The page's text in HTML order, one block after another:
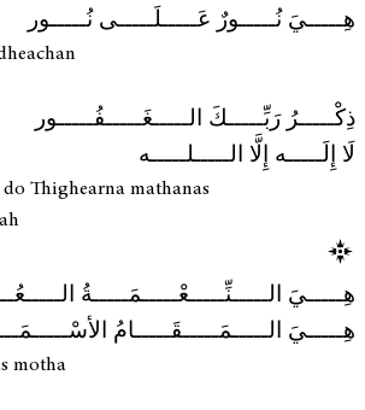
هِـــــيَ نُـــــورٌ عَـــــلَـــــى نُـــــور
ذِكْـــــرُ رَبِّـــــكَ الـــــغَـــــفُـــــور
لَا إِلَـــــه إِلَّا الـــــلـــــه
Thighearna mathanas
هِـــــيَ الـــــنِّـــــعْـــــمَـــــةُ
هِـــــيَ الـــــمَـــــقَـــــامُ
motha